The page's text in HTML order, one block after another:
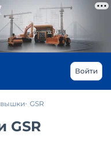
Войти
GSR
GSR